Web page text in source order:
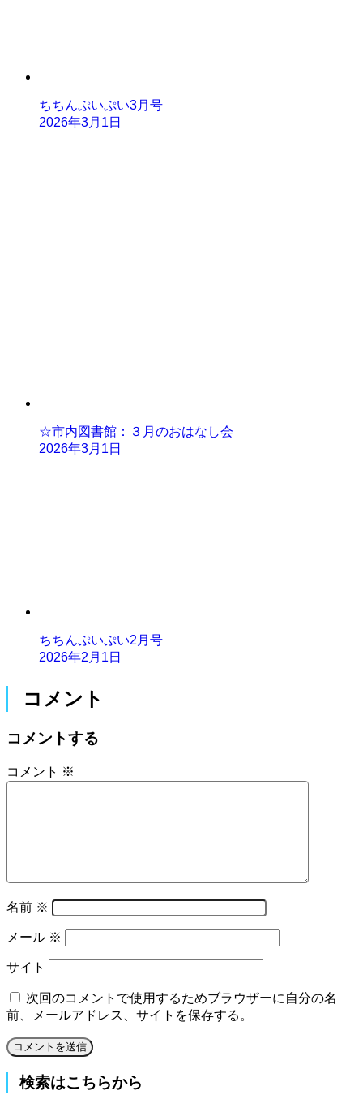
ちちんぷいぷい3月号
2026年3月1日
☆市内図書館：３月のおはなし会
2026年3月1日
ちちんぷいぷい2月号
2026年2月1日
コメント
コメントする
コメント ※
名前 ※
メール ※
サイト
次回のコメントで使用するためブラウザーに自分の名
前、メールアドレス、サイトを保存する。
検索はこちらから